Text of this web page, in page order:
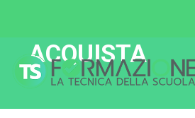
ACQUISTA